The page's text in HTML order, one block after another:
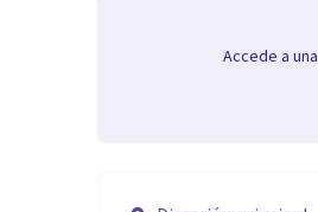
Accede a